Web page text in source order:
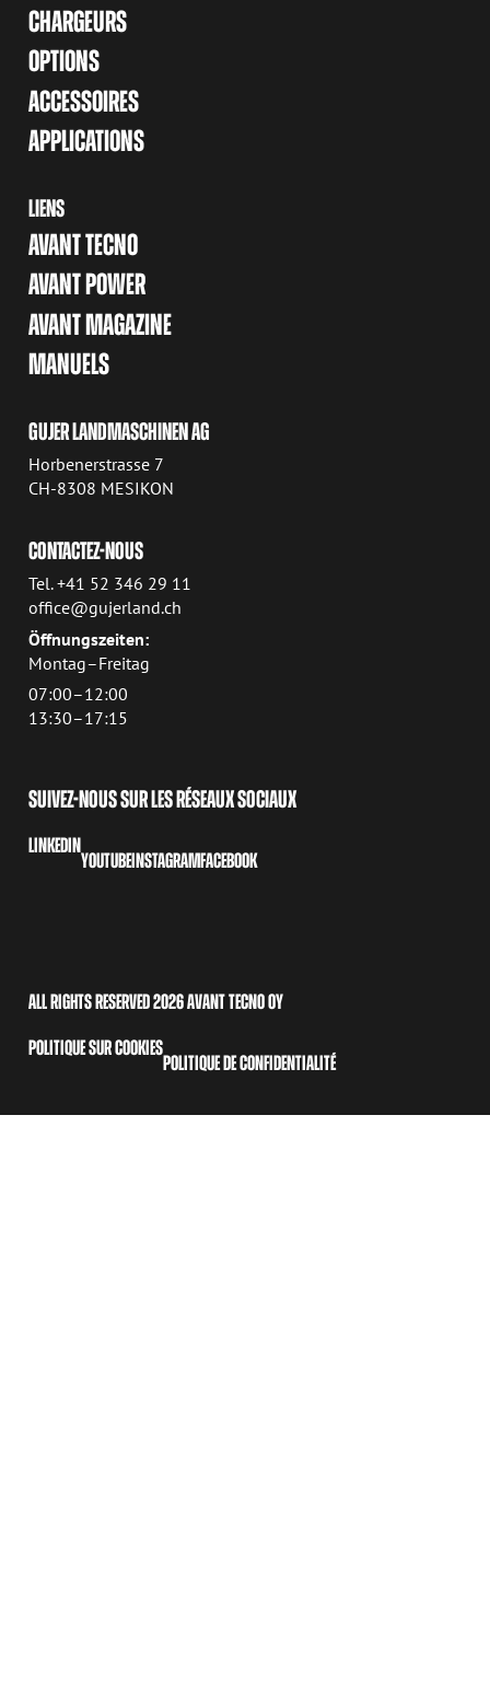
CHARGEURS
OPTIONS
ACCESSOIRES
APPLICATIONS
LIENS
AVANT TECNO
AVANT POWER
AVANT MAGAZINE
MANUELS
GUJER LANDMASCHINEN AG
Horbenerstrasse 7
CH-8308 MESIKON
CONTACTEZ-NOUS
Tel. +41 52 346 29 11
office@gujerland.ch
Öffnungszeiten:
Montag–Freitag
07:00–12:00
13:30–17:15
SUIVEZ-NOUS SUR LES RÉSEAUX SOCIAUX
LINKEDIN
YOUTUBEINSTAGRAMFACEBOOK
ALL RIGHTS RESERVED 2026 AVANT TECNO OY
POLITIQUE SUR COOKIES
POLITIQUE DE CONFIDENTIALITÉ